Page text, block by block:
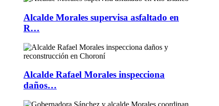
Alcalde Morales supervisa asfaltado en
R…
Alcalde Rafael Morales inspecciona
daños…